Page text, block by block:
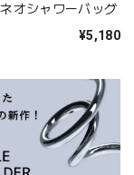
ネオシャワーバッグ
¥5,180